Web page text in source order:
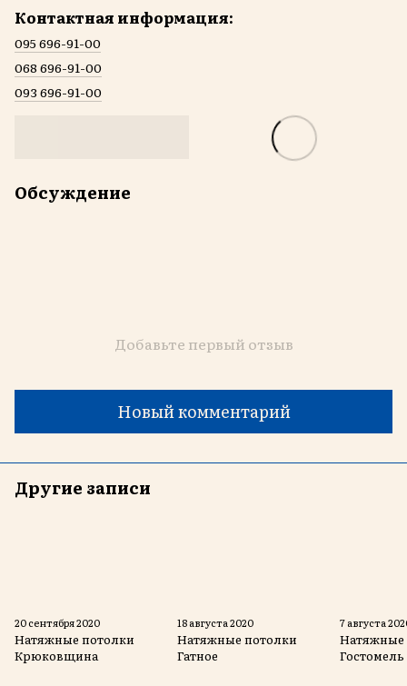
Контактная информация:
095 696-91-00
068 696-91-00
093 696-91-00
Обсуждение
Добавьте первый отзыв
Новый комментарий
Другие записи
20 сентября 2020
Натяжные потолки
Крюковщина
18 августа 2020
Натяжные потолки
Гатное
7 августа
Натяжные
Гостомель